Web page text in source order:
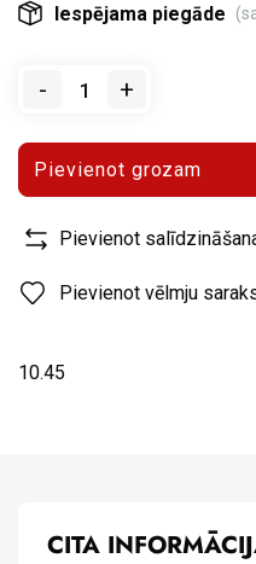
Iespējama piegāde
- +
Pievienot grozam
Pievienot
Pievienot vēlmju
10.45
CITA